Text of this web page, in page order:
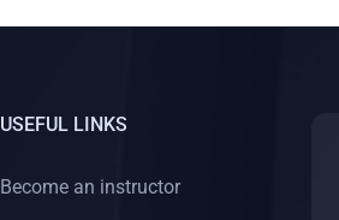
USEFUL LINKS
Become an instructor